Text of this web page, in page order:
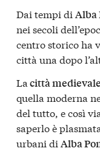
Dai tempi di Alba
nei secoli
centro storico ha
città una dopo
La città medievale
quella moderna
del tutto, e così
saperlo è
urbani di Alba